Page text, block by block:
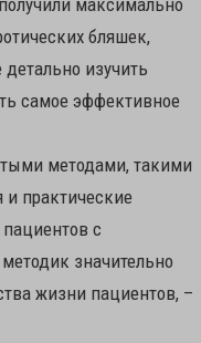
максимально
бляшек,
изучить
самое эффективное
методами, такими
и практические
с
значительно
жизни пациентов, –